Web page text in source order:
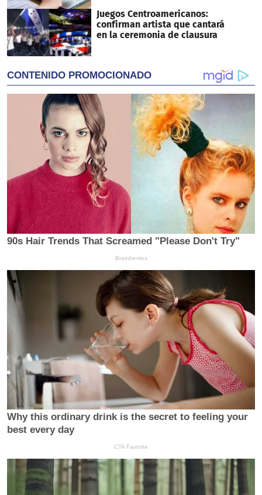
Juegos Centroamericanos:
confirman artista que cantará
en la ceremonia de clausura